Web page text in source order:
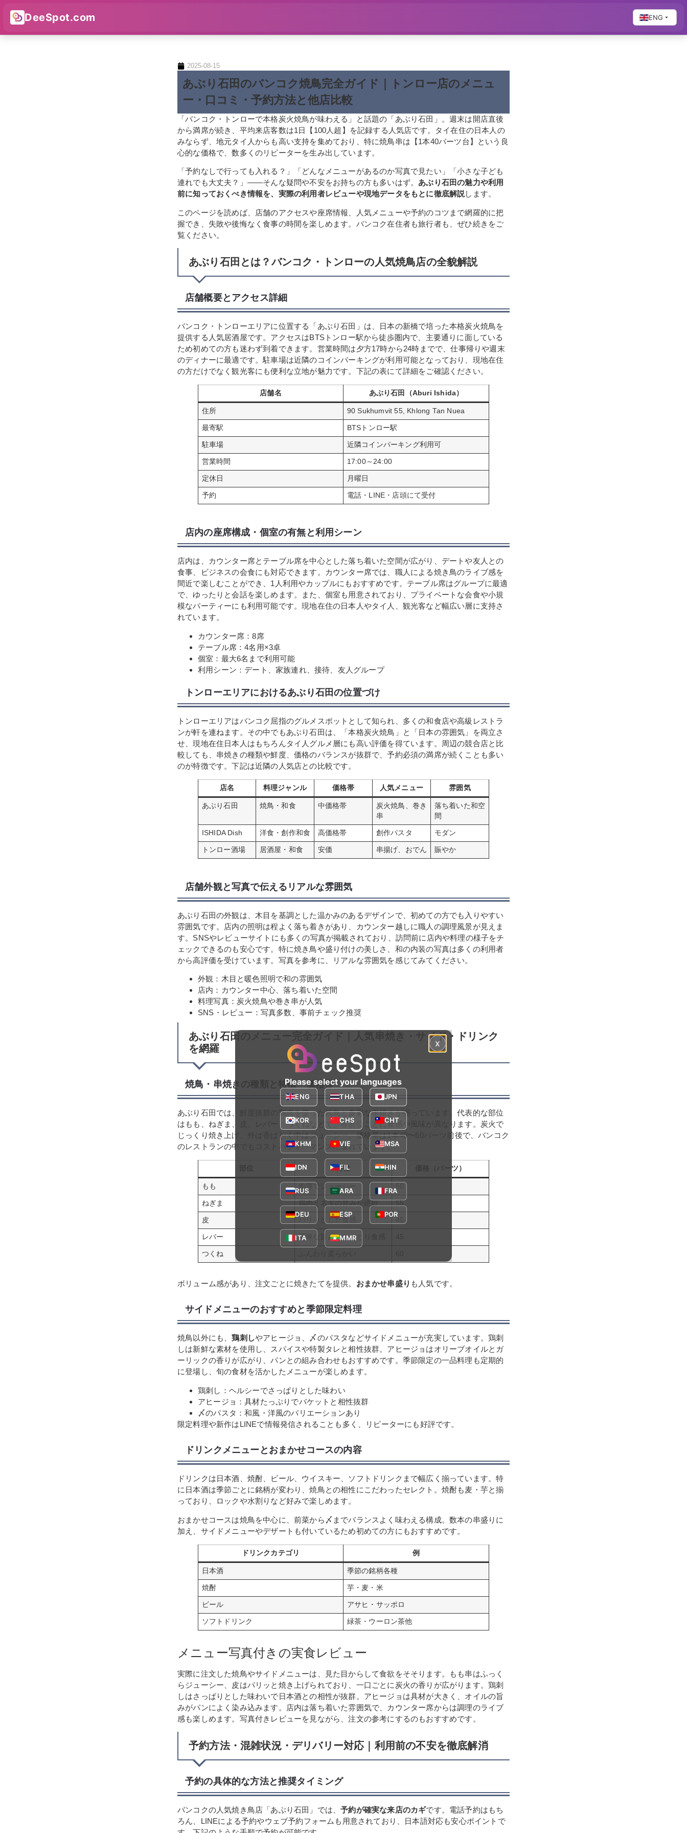
DeeSpot.com ENG
2025-08-15
あぶり石田のバンコク焼鳥完全ガイド｜トンロー店のメニュ
ー・口コミ・予約方法と他店比較
「バンコク・トンローで本格炭火焼鳥が味わえる」と話題の「あぶり石田」。週末は開店直後
から満席が続き、平均来店客数は1日【100人超】を記録する人気店です。タイ在住の日本人の
みならず、地元タイ人からも高い支持を集めており、特に焼鳥串は【1本40バーツ台】という良
心的な価格で、数多くのリピーターを生み出しています。
「予約なしで行っても入れる？」「どんなメニューがあるのか写真で見たい」「小さな子ども
連れでも大丈夫？」――そんな疑問や不安をお持ちの方も多いはず。 あぶり石田の魅力や利用
前に知っておくべき情報を、実際の利用者レビューや現地データをもとに徹底解説します。
このページを読めば、店舗のアクセスや座席情報、人気メニューや予約のコツまで網羅的に把
握でき、失敗や後悔なく食事の時間を楽しめます。バンコク在住者も旅行者も、ぜひ続きをご
覧ください。
あぶり石田とは？バンコク・トンローの人気焼鳥店の全貌解説
店舗概要とアクセス詳細
バンコク・トンローエリアに位置する「あぶり石田」は、日本の新橋で培った本格炭火焼鳥を
提供する人気居酒屋です。アクセスはBTSトンロー駅から徒歩圏内で、主要通りに面している
ため初めての方も迷わず到着できます。営業時間は夕方17時から24時までで、仕事帰りや週末
のディナーに最適です。駐車場は近隣のコインパーキングが利用可能となっており、現地在住
の方だけでなく観光客にも便利な立地が魅力です。下記の表にて詳細をご確認ください。
店舗名 あぶり石田（Aburi Ishida）
住所 90 Sukhumvit 55, Khlong Tan Nuea
最寄駅 BTSトンロー駅
駐車場 近隣コインパーキング利用可
営業時間 17:00～24:00
定休日 月曜日
予約 電話・LINE・店頭にて受付
店内の座席構成・個室の有無と利用シーン
店内は、カウンター席とテーブル席を中心とした落ち着いた空間が広がり、デートや友人との
食事、ビジネスの会食にも対応できます。カウンター席では、職人による焼き鳥のライブ感を
間近で楽しむことができ、1人利用やカップルにもおすすめです。テーブル席はグループに最適
で、ゆったりと会話を楽しめます。また、個室も用意されており、プライベートな会食や小規
模なパーティーにも利用可能です。現地在住の日本人やタイ人、観光客など幅広い層に支持さ
れています。
カウンター席：8席
テーブル席：4名用×3卓
個室：最大6名まで利用可能
利用シーン：デート、家族連れ、接待、友人グループ
トンローエリアにおけるあぶり石田の位置づけ
トンローエリアはバンコク屈指のグルメスポットとして知られ、多くの和食店や高級レストラ
ンが軒を連ねます。その中でもあぶり石田は、「本格炭火焼鳥」と「日本の雰囲気」を両立さ
せ、現地在住日本人はもちろんタイ人グルメ層にも高い評価を得ています。周辺の競合店と比
較しても、串焼きの種類や鮮度、価格のバランスが抜群で、予約必須の満席が続くことも多い
のが特徴です。下記は近隣の人気店との比較です。
店名 料理ジャンル 価格帯 人気メニュー 雰囲気
あぶり石田 焼鳥・和食 中価格帯
炭火焼鳥、巻き
串
落ち着いた和空
間
ISHIDA Dish 洋食・創作和食 高価格帯 創作パスタ モダン
トンロー酒場 居酒屋・和食 安価 串揚げ、おでん 賑やか
店舗外観と写真で伝えるリアルな雰囲気
あぶり石田の外観は、木目を基調とした温かみのあるデザインで、初めての方でも入りやすい
雰囲気です。店内の照明は程よく落ち着きがあり、カウンター越しに職人の調理風景が見えま
す。SNSやレビューサイトにも多くの写真が掲載されており、訪問前に店内や料理の様子をチ
ェックできるのも安心です。特に焼き鳥や盛り付けの美しさ、和の内装の写真は多くの利用者
から高評価を受けています。写真を参考に、リアルな雰囲気を感じてみてください。
外観：木目と暖色照明で和の雰囲気
店内：カウンター中心、落ち着いた空間
料理写真：炭火焼鳥や巻き串が人気
SNS・レビュー：写真多数、事前チェック推奨
あぶり石田のメニュー完全ガイド｜人気串焼き・サイド・ドリンク
を網羅
焼鳥・串焼きの種類と特徴・価格帯
あぶり石田では、鮮度抜群の鶏肉を使った焼鳥と多彩な串焼きが揃っています。代表的な部位
はもも、ねぎま、皮、レバー、つくねなどで、各部位ごとに食感や風味が異なります。炭火で
じっくり焼き上げ、外は香ばしく中はジューシー。価格帯は1本40〜60バーツ前後で、バンコク
のレストランの中でもコストパフォーマンスに優れています。
特徴 価格（バーツ）
もも 肉厚でジューシー
ねぎま
皮 パリッとした食感
レバー 濃厚な旨みとねっとり食感
つくね
ボリューム感があり、注文ごとに焼きたてを提供。 おまかせ串盛り も人気です。
サイドメニューのおすすめと季節限定料理
焼鳥以外にも、鶏刺しやアヒージョ、〆のパスタなどサイドメニューが充実しています。鶏刺
しは新鮮な素材を使用し、スパイスや特製タレと相性抜群。アヒージョはオリーブオイルとガ
ーリックの香りが広がり、パンとの組み合わせもおすすめです。季節限定の一品料理も定期的
に登場し、旬の食材を活かしたメニューが楽しめます。
鶏刺し：ヘルシーでさっぱりとした味わい
アヒージョ：具材たっぷりでバケットと相性抜群
〆のパスタ：和風・洋風のバリエーションあり
限定料理や新作はLINEで情報発信されることも多く、リピーターにも好評です。
ドリンクメニューとおまかせコースの内容
ドリンクは日本酒、焼酎、ビール、ウイスキー、ソフトドリンクまで幅広く揃っています。特
に日本酒は季節ごとに銘柄が変わり、焼鳥との相性にこだわったセレクト。焼酎も麦・芋と揃
っており、ロックや水割りなど好みで楽しめます。
おまかせコースは焼鳥を中心に、前菜から〆までバランスよく味わえる構成。数本の串盛りに
加え、サイドメニューやデザートも付いているため初めての方にもおすすめです。
ドリンクカテゴリ 例
日本酒 季節の銘柄各種
焼酎 芋・麦・米
ビール アサヒ・サッポロ
ソフトドリンク 緑茶・ウーロン茶他
メニュー写真付きの実食レビュー
実際に注文した焼鳥やサイドメニューは、見た目からして食欲をそそります。もも串はふっく
らジューシー、皮はパリッと焼き上げられており、一口ごとに炭火の香りが広がります。鶏刺
しはさっぱりとした味わいで日本酒との相性が抜群。アヒージョは具材が大きく、オイルの旨
みがパンによく染み込みます。店内は落ち着いた雰囲気で、カウンター席からは調理のライブ
感も楽しめます。写真付きレビューを見ながら、注文の参考にするのもおすすめです。
予約方法・混雑状況・デリバリー対応｜利用前の不安を徹底解消
予約の具体的な方法と推奨タイミング
バンコクの人気焼き鳥店「あぶり石田」では、予約が確実な来店のカギです。電話予約はもち
ろん、LINEによる予約やウェブ予約フォームも用意されており、日本語対応も安心ポイントで
x
Please select your languages
ENG THA JPN
KOR CHS CHT
KHM VIE MSA
IDN FIL HIN
RUS ARA FRA
DEU ESP POR
ITA MMR